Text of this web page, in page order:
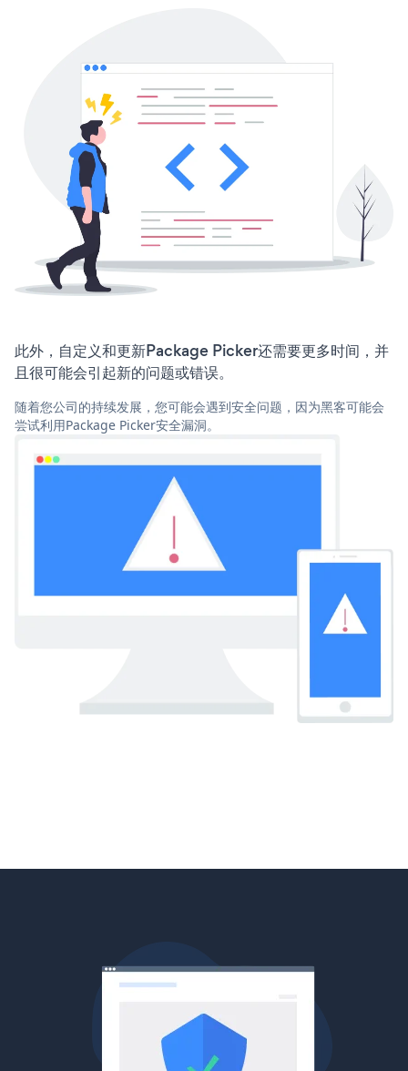
此外，自定义和更新Package Picker还需要更多时间，并
且很可能会引起新的问题或错误。
随着您公司的持续发展，您可能会遇到安全问题，因为黑客可能会
尝试利用Package Picker安全漏洞。